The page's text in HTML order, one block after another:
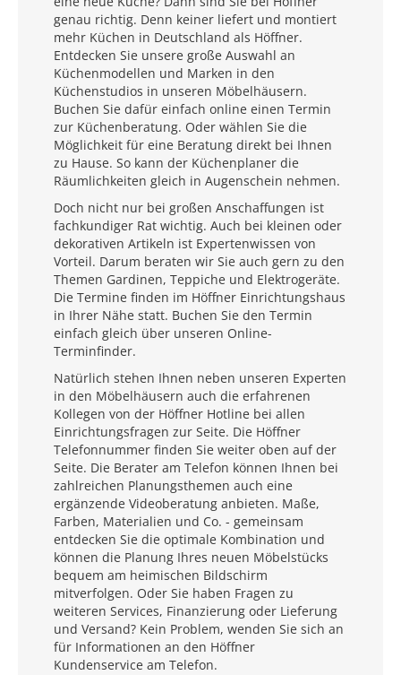
genau richtig. Denn keiner liefert und montiert
mehr Küchen in Deutschland als Höffner.
Entdecken Sie unsere große Auswahl an
Küchenmodellen und Marken in den
Küchenstudios in unseren Möbelhäusern.
Buchen Sie dafür einfach online einen Termin
zur Küchenberatung. Oder wählen Sie die
Möglichkeit für eine Beratung direkt bei Ihnen
zu Hause. So kann der Küchenplaner die
Räumlichkeiten gleich in Augenschein nehmen.
Doch nicht nur bei großen Anschaffungen ist
fachkundiger Rat wichtig. Auch bei kleinen oder
dekorativen Artikeln ist Expertenwissen von
Vorteil. Darum beraten wir Sie auch gern zu den
Themen Gardinen, Teppiche und Elektrogeräte.
Die Termine finden im Höffner Einrichtungshaus
in Ihrer Nähe statt. Buchen Sie den Termin
einfach gleich über unseren Online-
Terminfinder.
Natürlich stehen Ihnen neben unseren Experten
in den Möbelhäusern auch die erfahrenen
Kollegen von der Höffner Hotline bei allen
Einrichtungsfragen zur Seite. Die Höffner
Telefonnummer finden Sie weiter oben auf der
Seite. Die Berater am Telefon können Ihnen bei
zahlreichen Planungsthemen auch eine
ergänzende Videoberatung anbieten. Maße,
Farben, Materialien und Co. - gemeinsam
entdecken Sie die optimale Kombination und
können die Planung Ihres neuen Möbelstücks
bequem am heimischen Bildschirm
mitverfolgen. Oder Sie haben Fragen zu
weiteren Services, Finanzierung oder Lieferung
und Versand? Kein Problem, wenden Sie sich an
für Informationen an den Höffner
Kundenservice am Telefon.